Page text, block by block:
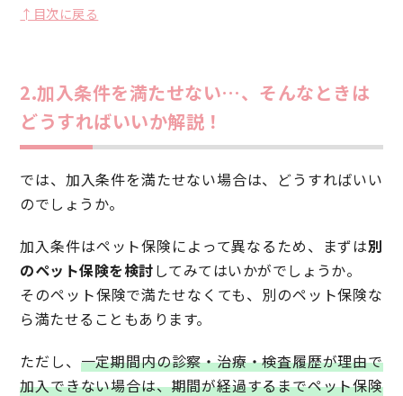
↑目次に戻る
2.加入条件を満たせない…、そんなときは
どうすればいいか解説！
では、加入条件を満たせない場合は、どうすればいい
のでしょうか。
加入条件はペット保険によって異なるため、まずは別
のペット保険を検討してみてはいかがでしょうか。
そのペット保険で満たせなくても、別のペット保険な
ら満たせることもあります。
ただし、 一定期間内の診察・治療・検査履歴が理由で
加入できない場合は、期間が経過するまでペット保険